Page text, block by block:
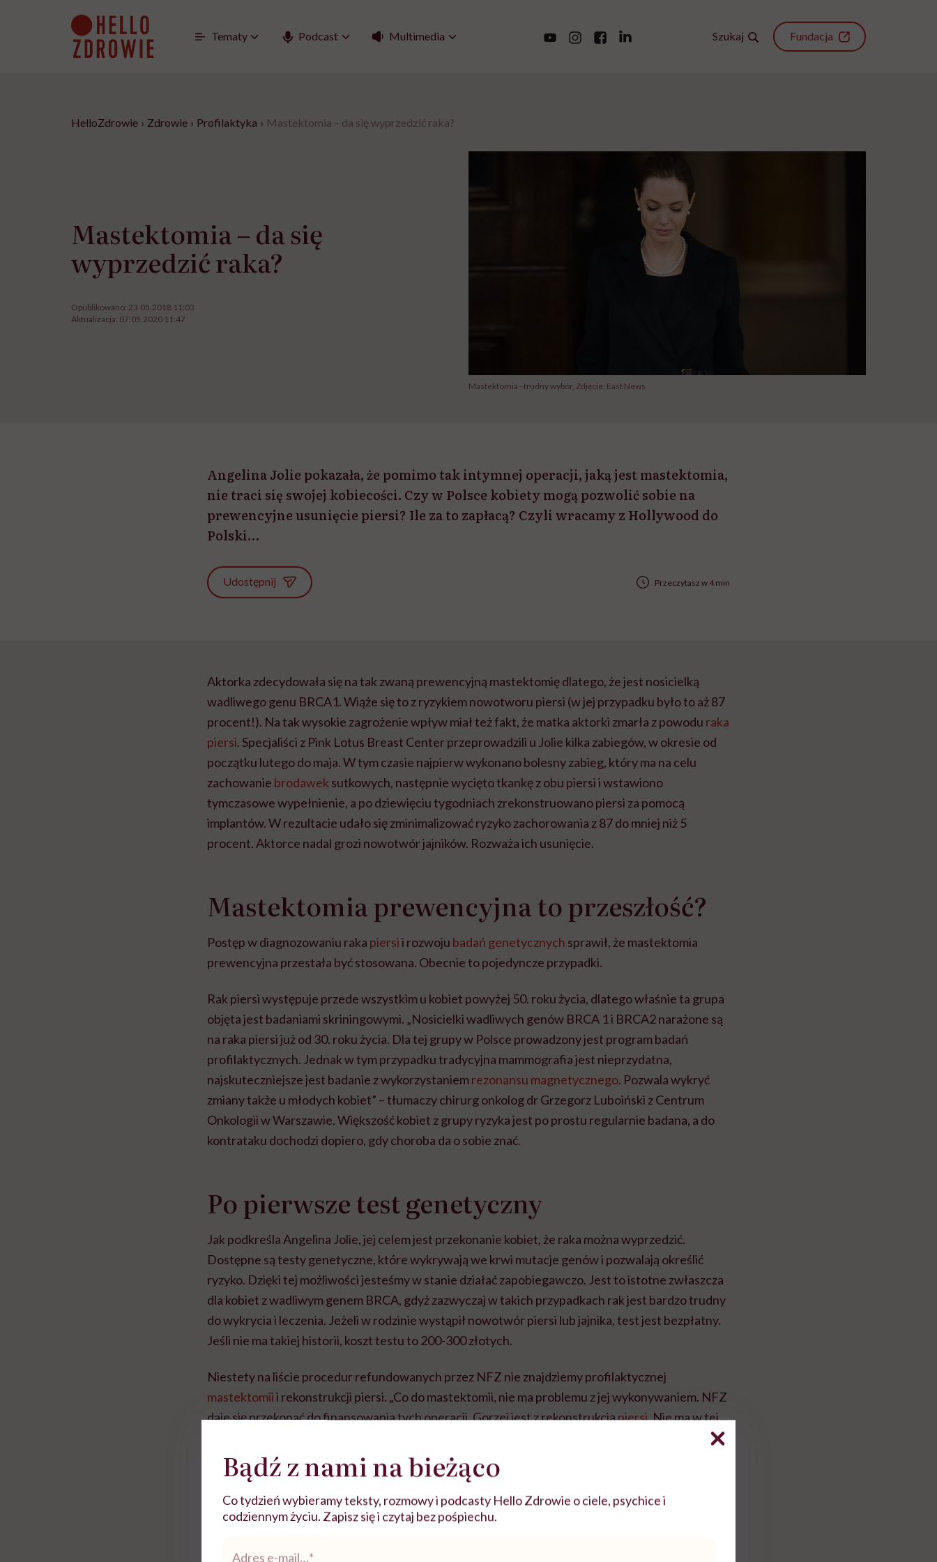
Tematy Podcast Multimedia Szukaj Fundacja
HelloZdrowie › Zdrowie › Profilaktyka › Mastektomia – da się wyprzedzić raka?
Mastektomia – da się
wyprzedzić raka?
Opublikowano: 23.05.2018 11:03
Aktualizacja: 07.05.2020 11:47
Mastektomia - trudny wybór, Zdjęcie: East News
Angelina Jolie pokazała, że pomimo tak intymnej operacji, jaką jest mastektomia,
nie traci się swojej kobiecości. Czy w Polsce kobiety mogą pozwolić sobie na
prewencyjne usunięcie piersi? Ile za to zapłacą? Czyli wracamy z Hollywood do
Polski…
Udostępnij Przeczytasz w 4 min
Aktorka zdecydowała się na tak zwaną prewencyjną mastektomię dlatego, że jest nosicielką
wadliwego genu BRCA1. Wiąże się to z ryzykiem nowotworu piersi (w jej przypadku było to aż 87
procent!). Na tak wysokie zagrożenie wpływ miał też fakt, że matka aktorki zmarła z powodu raka
piersi. Specjaliści z Pink Lotus Breast Center przeprowadzili u Jolie kilka zabiegów, w okresie od
początku lutego do maja. W tym czasie najpierw wykonano bolesny zabieg, który ma na celu
zachowanie brodawek sutkowych, następnie wycięto tkankę z obu piersi i wstawiono
tymczasowe wypełnienie, a po dziewięciu tygodniach zrekonstruowano piersi za pomocą
implantów. W rezultacie udało się zminimalizować ryzyko zachorowania z 87 do mniej niż 5
procent. Aktorce nadal grozi nowotwór jajników. Rozważa ich usunięcie.
Mastektomia prewencyjna to przeszłość?
Postęp w diagnozowaniu raka piersii rozwoju badań genetycznych sprawił, że mastektomia
prewencyjna przestała być stosowana. Obecnie to pojedyncze przypadki.
Rak piersi występuje przede wszystkim u kobiet powyżej 50. roku życia, dlatego właśnie ta grupa
objęta jest badaniami skriningowymi. „Nosicielki wadliwych genów BRCA 1 i BRCA2 narażone są
na raka piersi już od 30. roku życia. Dla tej grupy w Polsce prowadzony jest program badań
profilaktycznych. Jednak w tym przypadku tradycyjna mammografia jest nieprzydatna,
najskuteczniejsze jest badanie z wykorzystaniemrezonansu magnetycznego. Pozwala wykryć
zmiany także u młodych kobiet” – tłumaczy chirurg onkolog dr Grzegorz Luboiński z Centrum
Onkologii w Warszawie. Większość kobiet z grupy ryzyka jest po prostu regularnie badana, a do
kontrataku dochodzi dopiero, gdy choroba da o sobie znać.
Po pierwsze test genetyczny
Jak podkreśla Angelina Jolie, jej celem jest przekonanie kobiet, że raka można wyprzedzić.
Dostępne są testy genetyczne, które wykrywają we krwi mutacje genów i pozwalają określić
ryzyko. Dzięki tej możliwości jesteśmy w stanie działać zapobiegawczo. Jest to istotne zwłaszcza
dla kobiet z wadliwym genem BRCA, gdyż zazwyczaj w takich przypadkach rak jest bardzo trudny
do wykrycia i leczenia. Jeżeli w rodzinie wystąpił nowotwór piersi lub jajnika, test jest bezpłatny.
Jeśli nie ma takiej historii, koszt testu to 200-300 złotych.
Niestety na liście procedur refundowanych przez NFZ nie znajdziemy profilaktycznej
mastektomiii rekonstrukcji piersi. „Co do mastektomii, nie ma problemu z jej wykonywaniem. NFZ
daje się przekonać do finansowania tych operacji. Gorzej jest z rekonstrukcjąpiersi. Nie ma w tej
przepisów i w uzasadnieniu często wpisują istnienie guzka, którego w rzeczywistości nie ma.
Pacjentka może bezpłatnie poddać się zabiegowi. Część kobiet decyduje się mimo wszystko
przeprowadzić taką operację w prywatnej klinice. Za to trzeba zapłacić od kilkunastu do
kilkudziesięciu tysięcy złotych.
Wiele do życzenia pozostawia estetyka wykonywanych operacji. Brodawka sutkowa zwykle jest
Bądź z nami na bieżąco
Co tydzień wybieramy teksty, rozmowy i podcasty Hello Zdrowie o ciele, psychice i
codziennym życiu. Zapisz się i czytaj bez pośpiechu.